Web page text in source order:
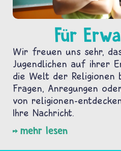
Für
Wir freuen uns sehr,
Jugendlichen auf ihrer
die Welt der Religionen
Fragen, Anregungen
von religionen-
Ihre Nachricht.
mehr lesen